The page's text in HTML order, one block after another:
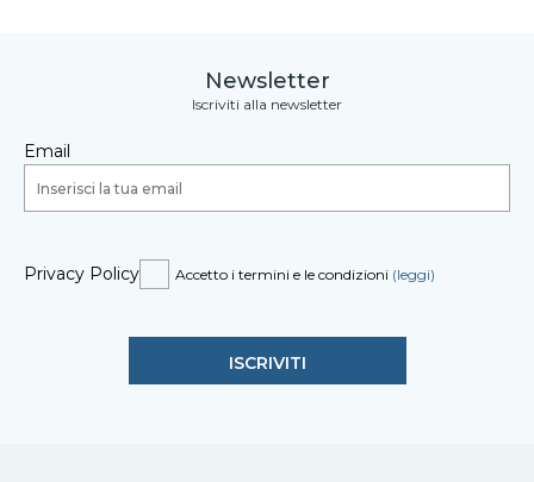
Newsletter
Iscriviti alla newsletter
Email
Privacy Policy Accetto i termini e le condizioni (leggi)